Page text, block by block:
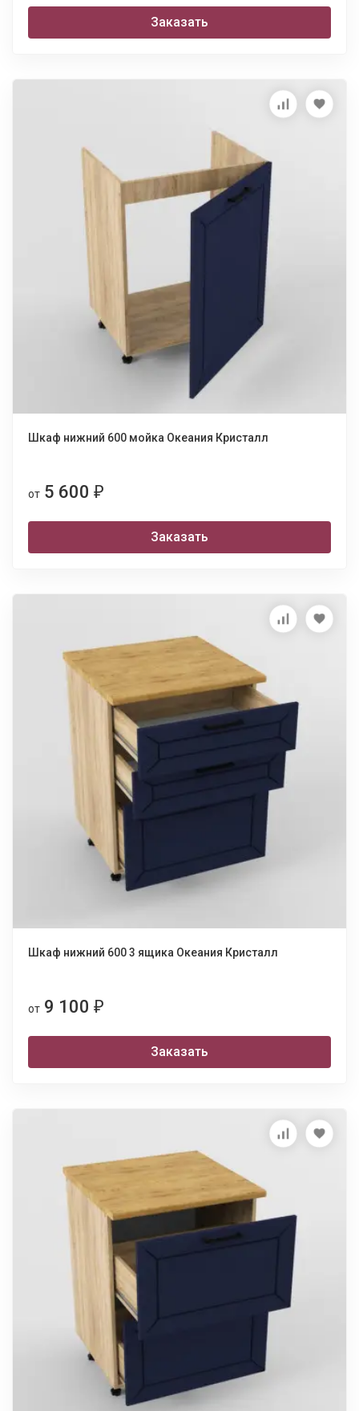
Заказать
Шкаф нижний 600 мойка Океания Кристалл
от 5 600 ₽
Заказать
Шкаф нижний 600 3 ящика Океания Кристалл
от 9 100 ₽
Заказать